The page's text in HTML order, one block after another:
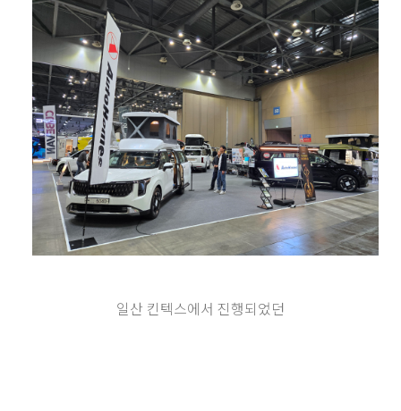
일산 킨텍스에서 진행되었던